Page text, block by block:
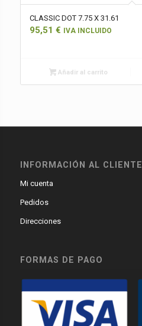
CLASSIC DOT 7.75 X 31.61
95,51 € IVA INCLUIDO
Añadir al carrito
INFORMACIÓN AL CLIENTE
Mi cuenta
Pedidos
Direcciones
FORMAS DE PAGO